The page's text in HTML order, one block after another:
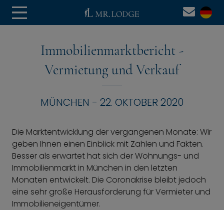
Immobilienmarktbericht -
Vermietung und Verkauf
MÜNCHEN - 22. OKTOBER 2020
Die Marktentwicklung der vergangenen Monate: Wir
geben Ihnen einen Einblick mit Zahlen und Fakten.
Besser als erwartet hat sich der Wohnungs- und
Immobilienmarkt in München in den letzten
Monaten entwickelt. Die Coronakrise bleibt jedoch
eine sehr große Herausforderung für Vermieter und
Immobilieneigentümer.